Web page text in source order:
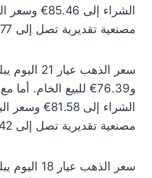
مصنعية تقديرية تصل إلى 7.77€.
و76.39€ للبيع الخام.
مصنعية تقديرية تصل إلى 7.42€.